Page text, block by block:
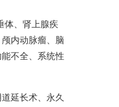
体、肾上腺疾
内动脉瘤、脑
不全、系统性
延长术、永久